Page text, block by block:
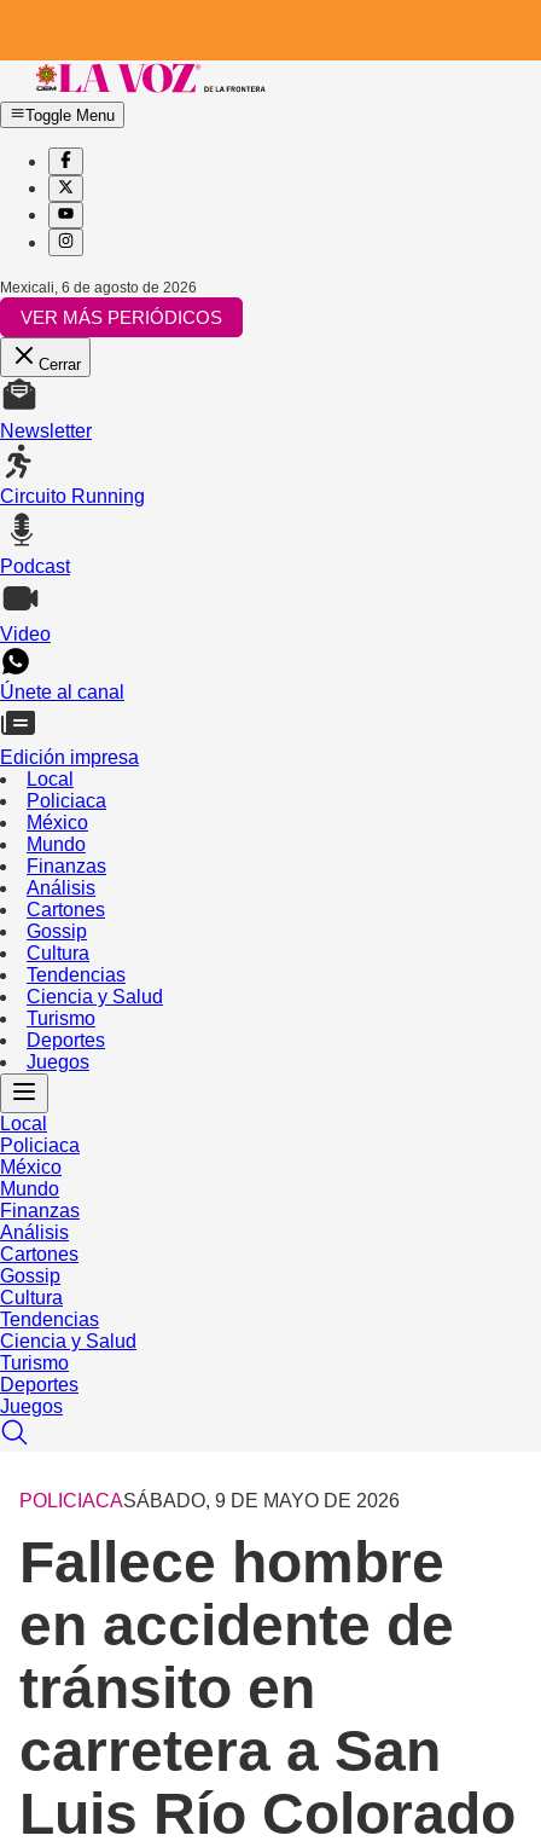
Toggle Menu
Mexicali 6 de agosto de 2026
VER MÁS PERIÓDICOS
Cerrar
Newsletter
Circuito Running
Podcast
Video
Únete al canal
Edición impresa
Local
Policiaca
México
Mundo
Finanzas
Análisis
Cartones
Gossip
Cultura
Tendencias
Ciencia y Salud
Turismo
Deportes
Juegos
Local
Policiaca
México
Mundo
Finanzas
Análisis
Cartones
Gossip
Cultura
Tendencias
Ciencia y Salud
Turismo
Deportes
Juegos
POLICIACASÁBADO, 9 DE MAYO DE 2026
Fallece hombre
en accidente de
tránsito en
carretera a San
Luis Río Colorado